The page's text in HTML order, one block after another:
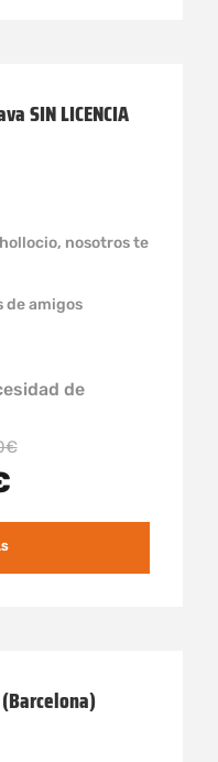
SIN LICENCIA
nosotros te
de amigos
de